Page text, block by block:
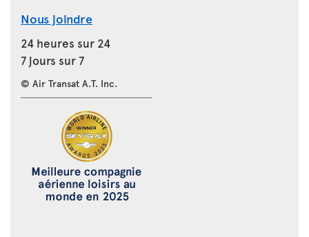
Nous joindre
24 heures sur 24
7 jours sur 7
© Air Transat A.T. Inc.